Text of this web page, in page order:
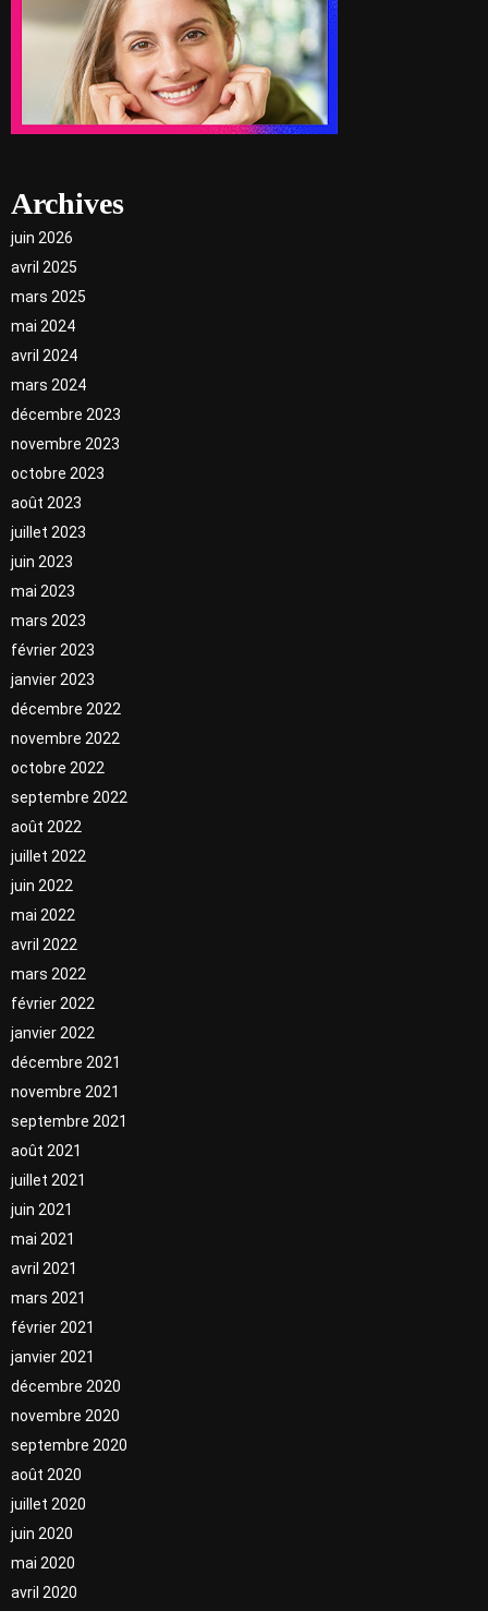
Archives
juin 2026
avril 2025
mars 2025
mai 2024
avril 2024
mars 2024
décembre 2023
novembre 2023
octobre 2023
août 2023
juillet 2023
juin 2023
mai 2023
mars 2023
février 2023
janvier 2023
décembre 2022
novembre 2022
octobre 2022
septembre 2022
août 2022
juillet 2022
juin 2022
mai 2022
avril 2022
mars 2022
février 2022
janvier 2022
décembre 2021
novembre 2021
septembre 2021
août 2021
juillet 2021
juin 2021
mai 2021
avril 2021
mars 2021
février 2021
janvier 2021
décembre 2020
novembre 2020
septembre 2020
août 2020
juillet 2020
juin 2020
mai 2020
avril 2020